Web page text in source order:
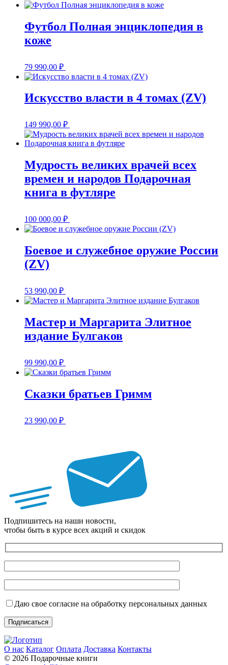
Футбол Полная энциклопедия в
коже
79 990,00 ₽
Искусство власти в 4 томах (ZV)
149 990,00 ₽
Мудрость великих врачей всех
времен и народов Подарочная
книга в футляре
100 000,00 ₽
Боевое и служебное оружие России
(ZV)
53 990,00 ₽
Мастер и Маргарита Элитное
издание Булгаков
99 990,00 ₽
Сказки братьев Гримм
23 990,00 ₽
Подпишитесь на наши новости,
чтобы быть в курсе всех акций и скидок
Даю свое согласие на обработку персональных данных
О нас Каталог Оплата Доставка Контакты
© 2026 Подарочные книги